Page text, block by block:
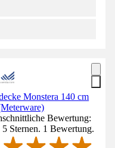
Monstera 140 cm
Bewertung:
5 Sternen. 1 Bewertung.